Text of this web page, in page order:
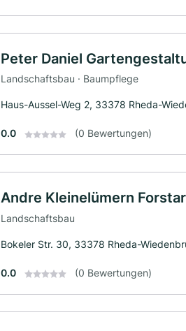
Peter Daniel
Landschaftsbau · Baumpflege
Haus-Aussel-Weg 2, 33378 Rheda-
0.0 (0 Bewertungen)
Andre Kleinelümern
Landschaftsbau
Bokeler Str. 30, 33378 Rheda-
0.0 (0 Bewertungen)